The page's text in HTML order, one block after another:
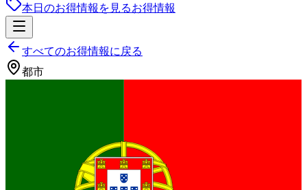
本日のお得情報を見るお得情報
すべてのお得情報に戻る
都市